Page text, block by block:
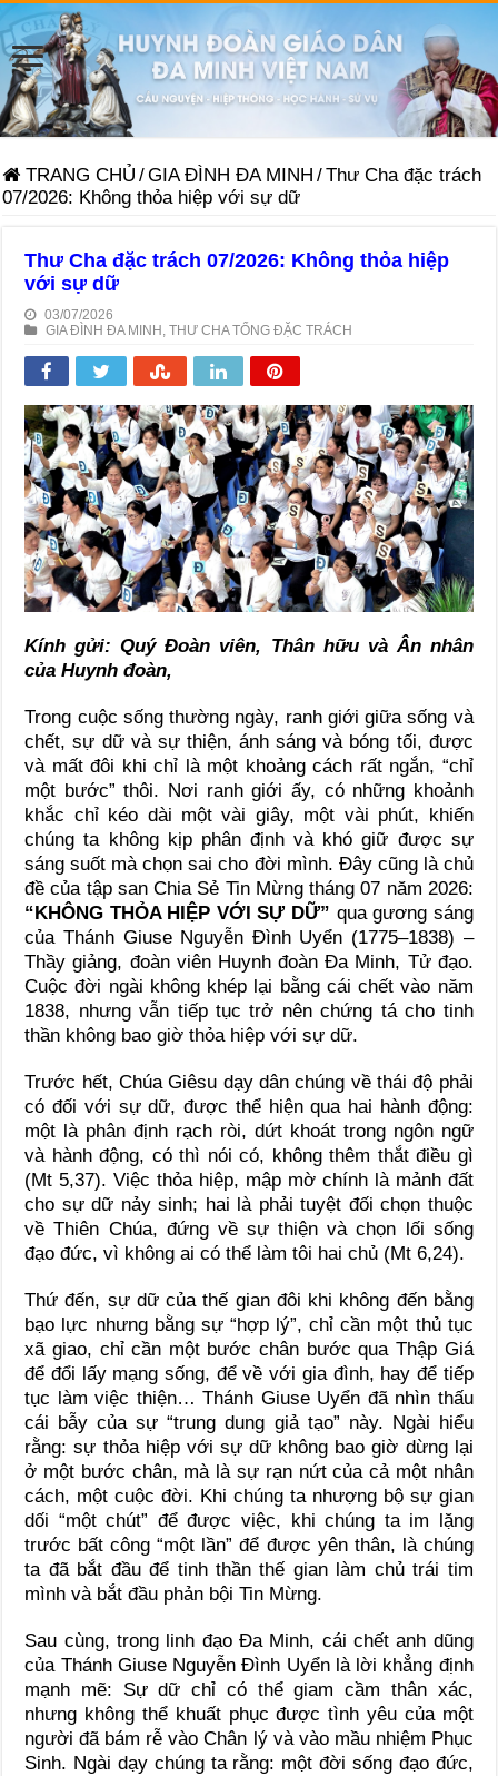
TRANG CHỦ /GIA ĐÌNH ĐA MINH /Thư Cha đặc trách
07/2026: Không thỏa hiệp với sự dữ
Thư Cha đặc trách 07/2026: Không thỏa hiệp
với sự dữ
03/07/2026
GIA ĐÌNH ĐA MINH ,THƯ CHA TỔNG ĐẶC TRÁCH
Kính gửi: Quý Đoàn viên, Thân hữu và Ân nhân
của Huynh đoàn,
Trong cuộc sống thường ngày, ranh giới giữa sống và
chết, sự dữ và sự thiện, ánh sáng và bóng tối, được
và mất đôi khi chỉ là một khoảng cách rất ngắn, “chỉ
một bước” thôi. Nơi ranh giới ấy, có những khoảnh
khắc chỉ kéo dài một vài giây, một vài phút, khiến
chúng ta không kịp phân định và khó giữ được sự
sáng suốt mà chọn sai cho đời mình. Đây cũng là chủ
đề của tập san Chia Sẻ Tin Mừng tháng 07 năm 2026:
“KHÔNG THỎA HIỆP VỚI SỰ DỮ” qua gương sáng
của Thánh Giuse Nguyễn Đình Uyển (1775–1838) –
Thầy giảng, đoàn viên Huynh đoàn Đa Minh, Tử đạo.
Cuộc đời ngài không khép lại bằng cái chết vào năm
1838, nhưng vẫn tiếp tục trở nên chứng tá cho tinh
thần không bao giờ thỏa hiệp với sự dữ.
Trước hết, Chúa Giêsu dạy dân chúng về thái độ phải
có đối với sự dữ, được thể hiện qua hai hành động:
một là phân định rạch ròi, dứt khoát trong ngôn ngữ
và hành động, có thì nói có, không thêm thắt điều gì
(Mt 5,37). Việc thỏa hiệp, mập mờ chính là mảnh đất
cho sự dữ nảy sinh; hai là phải tuyệt đối chọn thuộc
về Thiên Chúa, đứng về sự thiện và chọn lối sống
đạo đức, vì không ai có thể làm tôi hai chủ (Mt 6,24).
Thứ đến, sự dữ của thế gian đôi khi không đến bằng
bạo lực nhưng bằng sự “hợp lý”, chỉ cần một thủ tục
xã giao, chỉ cần một bước chân bước qua Thập Giá
để đổi lấy mạng sống, để về với gia đình, hay để tiếp
tục làm việc thiện… Thánh Giuse Uyển đã nhìn thấu
cái bẫy của sự “trung dung giả tạo” này. Ngài hiểu
rằng: sự thỏa hiệp với sự dữ không bao giờ dừng lại
ở một bước chân, mà là sự rạn nứt của cả một nhân
cách, một cuộc đời. Khi chúng ta nhượng bộ sự gian
dối “một chút” để được việc, khi chúng ta im lặng
trước bất công “một lần” để được yên thân, là chúng
ta đã bắt đầu để tinh thần thế gian làm chủ trái tim
mình và bắt đầu phản bội Tin Mừng.
Sau cùng, trong linh đạo Đa Minh, cái chết anh dũng
của Thánh Giuse Nguyễn Đình Uyển là lời khẳng định
mạnh mẽ: Sự dữ chỉ có thể giam cầm thân xác,
nhưng không thể khuất phục được tình yêu của một
người đã bám rễ vào Chân lý và vào mầu nhiệm Phục
Sinh. Ngài dạy chúng ta rằng: một đời sống đạo đức,